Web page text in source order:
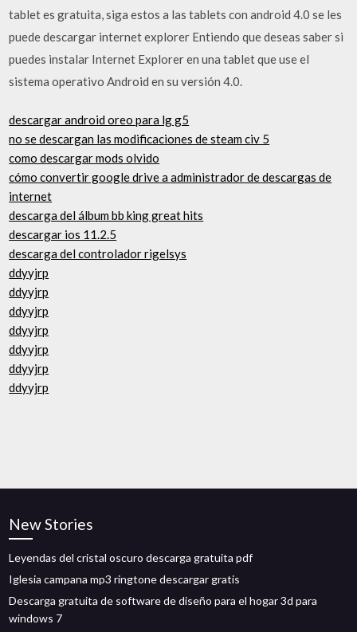
tablet es gratuita, siga estos a las tablets con android 4.0 se les
puede descargar internet explorer Entiendo que deseas saber si
puedes instalar Internet Explorer en una tablet que use el
sistema operativo Android en su versión 4.0.
descargar android oreo para lg g5
no se descargan las modificaciones de steam civ 5
como descargar mods olvido
cómo convertir google drive a administrador de descargas de
internet
descarga del álbum bb king great hits
descargar ios 11.2.5
descarga del controlador rigelsys
ddyyjrp
ddyyjrp
ddyyjrp
ddyyjrp
ddyyjrp
ddyyjrp
ddyyjrp
New Stories
Leyendas del cristal oscuro descarga gratuita pdf
Iglesia campana mp3 ringtone descargar gratis
Descarga gratuita de software de diseño para el hogar 3d para
windows 7